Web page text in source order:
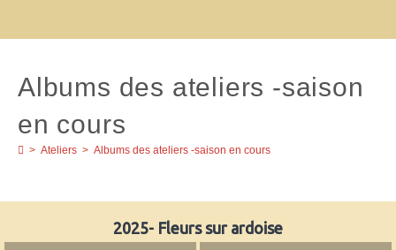
Albums des ateliers -saison
en cours
> Ateliers > Albums des ateliers -saison en cours
2025- Fleurs sur ardoise